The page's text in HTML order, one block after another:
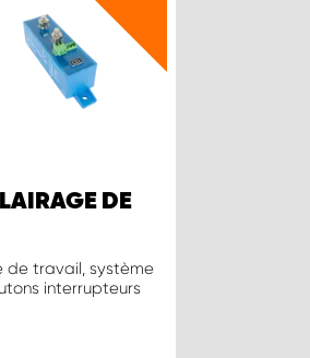
DE
de travail, système
interrupteurs